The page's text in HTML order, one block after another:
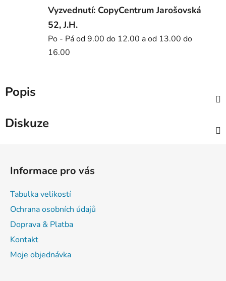
Vyzvednutí: CopyCentrum Jarošovská
52, J.H.
Po - Pá od 9.00 do 12.00 a od 13.00 do
16.00
Popis
Diskuze
Informace pro vás
Tabulka velikostí
Ochrana osobních údajů
Doprava & Platba
Kontakt
Moje objednávka